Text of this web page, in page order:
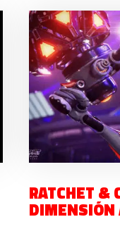
RATCHET &
DIMENSIÓN